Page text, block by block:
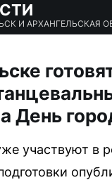
И АРХАНГЕЛЬСКАЯ
День
участвуют в